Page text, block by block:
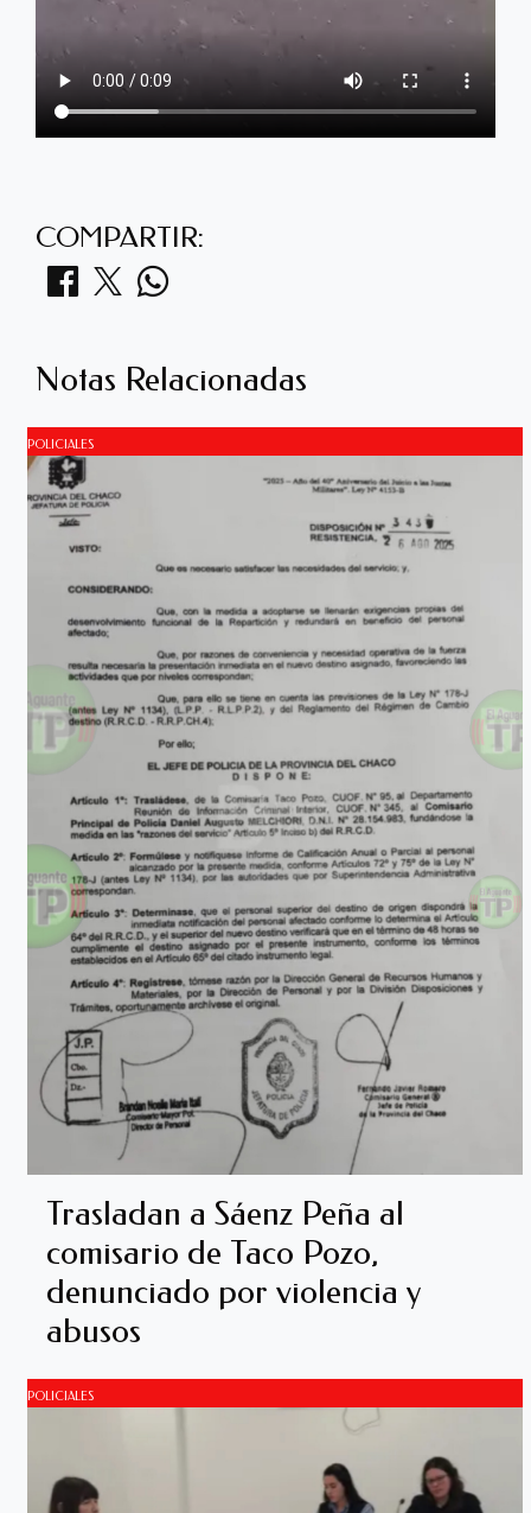
COMPARTIR:
Notas Relacionadas
POLICIALES
Trasladan a Sáenz Peña al
comisario de Taco Pozo,
denunciado por violencia y
abusos
POLICIALES